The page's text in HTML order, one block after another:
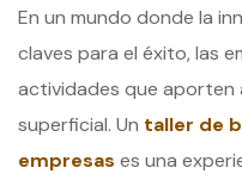
En un mundo donde la
claves para el éxito, las
actividades que aporten
superficial. Un taller de
empresas es una